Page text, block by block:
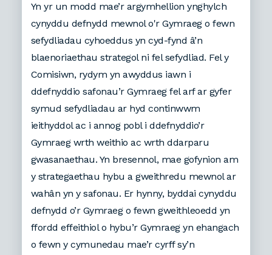
Yn yr un modd mae’r argymhellion ynghylch
cynyddu defnydd mewnol o'r Gymraeg o fewn
sefydliadau cyhoeddus yn cyd-fynd â’n
blaenoriaethau strategol ni fel sefydliad. Fel y
Comisiwn, rydym yn awyddus iawn i
ddefnyddio safonau’r Gymraeg fel arf ar gyfer
symud sefydliadau ar hyd continwwm
ieithyddol ac i annog pobl i ddefnyddio’r
Gymraeg wrth weithio ac wrth ddarparu
gwasanaethau. Yn bresennol, mae gofynion am
y strategaethau hybu a gweithredu mewnol ar
wahân yn y safonau. Er hynny, byddai cynyddu
defnydd o’r Gymraeg o fewn gweithleoedd yn
ffordd effeithiol o hybu’r Gymraeg yn ehangach
o fewn y cymunedau mae’r cyrff sy’n